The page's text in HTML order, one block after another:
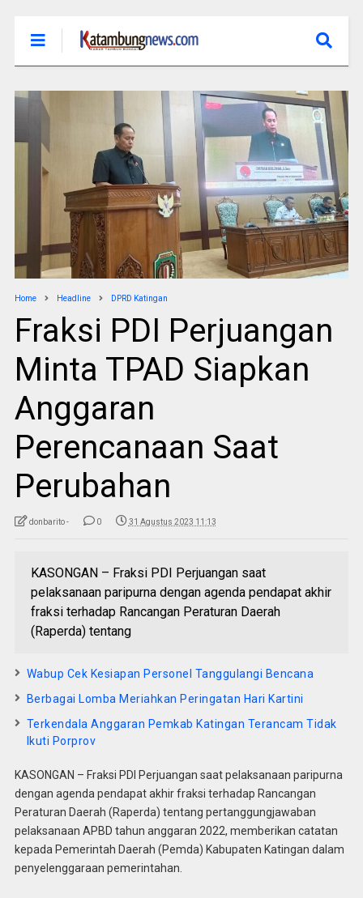
Home Headline DPRD Katingan
Fraksi PDI Perjuangan
Minta TPAD Siapkan
Anggaran
Perencanaan Saat
Perubahan
donbarito - 0 31 Agustus 2023 11:13
KASONGAN – Fraksi PDI Perjuangan saat
pelaksanaan paripurna dengan agenda pendapat akhir
fraksi terhadap Rancangan Peraturan Daerah
(Raperda) tentang
Wabup Cek Kesiapan Personel Tanggulangi Bencana
Berbagai Lomba Meriahkan Peringatan Hari Kartini
Terkendala Anggaran Pemkab Katingan Terancam Tidak
Ikuti Porprov
KASONGAN – Fraksi PDI Perjuangan saat pelaksanaan paripurna
dengan agenda pendapat akhir fraksi terhadap Rancangan
Peraturan Daerah (Raperda) tentang pertanggungjawaban
pelaksanaan APBD tahun anggaran 2022, memberikan catatan
kepada Pemerintah Daerah (Pemda) Kabupaten Katingan dalam
penyelenggaraan pemerintahan.